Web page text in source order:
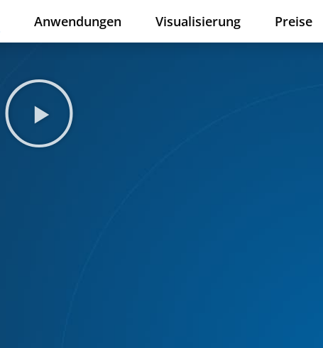
Anwendungen Visualisierung Preise